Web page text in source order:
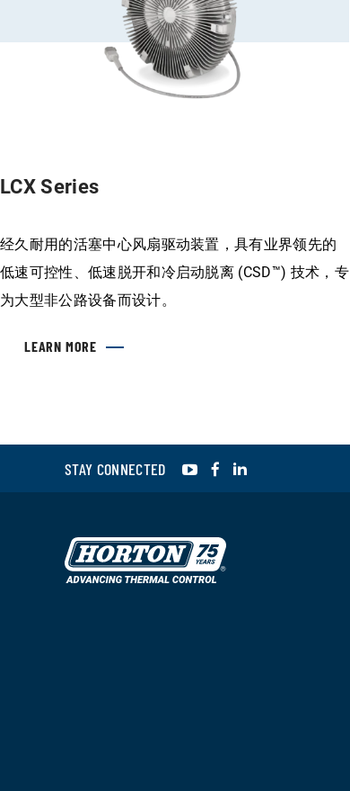
LCX Series
经久耐用的活塞中心风扇驱动装置，具有业界领先的
低速可控性、低速脱开和冷启动脱离 (CSD™) 技术，专
为大型非公路设备而设计。
LEARN MORE
STAY CONNECTED YouTubeFacebook